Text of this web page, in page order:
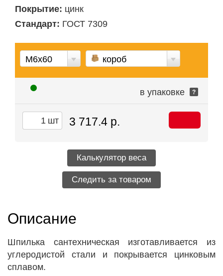
Покрытие: цинк
Стандарт: ГОСТ 7309
М6х60 короб
в упаковке ?
шт 3 717.4 р.
Калькулятор веса
Следить за товаром
Описание
Шпилька сантехническая изготавливается из
углеродистой стали и покрывается цинковым
сплавом.